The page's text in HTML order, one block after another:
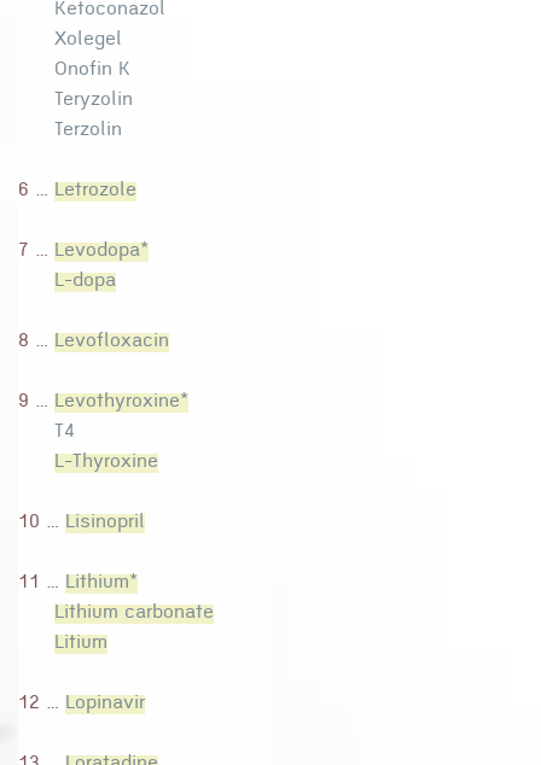
Ketoconazol
Xolegel
Onofin K
Teryzolin
Terzolin
6 ... Letrozole
7 ... Levodopa*
L-dopa
8 ... Levofloxacin
9 ... Levothyroxine*
T4
L-Thyroxine
10 ... Lisinopril
11 ... Lithium*
Lithium carbonate
Litium
12 ... Lopinavir